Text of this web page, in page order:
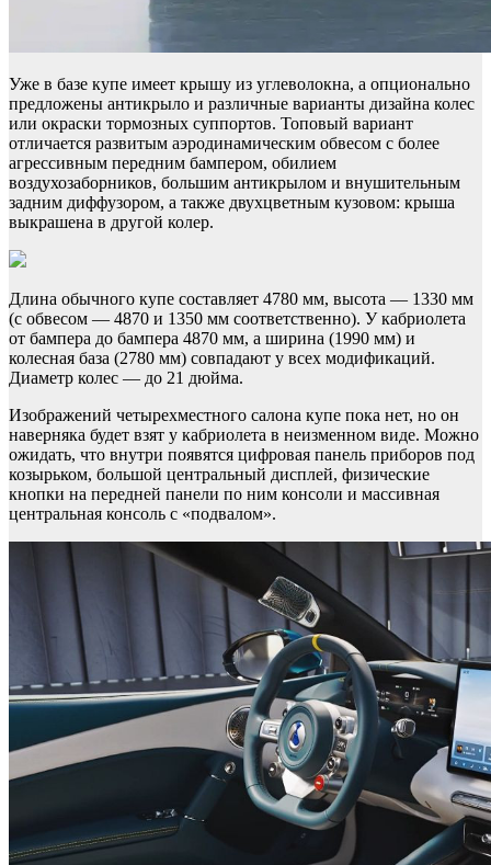
Уже в базе купе имеет крышу из углеволокна, а опционально
предложены антикрыло и различные варианты дизайна колес
или окраски тормозных суппортов. Топовый вариант
отличается развитым аэродинамическим обвесом с более
агрессивным передним бампером, обилием
воздухозаборников, большим антикрылом и внушительным
задним диффузором, а также двухцветным кузовом: крыша
выкрашена в другой колер.
Длина обычного купе составляет 4780 мм, высота — 1330 мм
(с обвесом — 4870 и 1350 мм соответственно). У кабриолета
от бампера до бампера 4870 мм, а ширина (1990 мм) и
колесная база (2780 мм) совпадают у всех модификаций.
Диаметр колес — до 21 дюйма.
Изображений четырехместного салона купе пока нет, но он
наверняка будет взят у кабриолета в неизменном виде. Можно
ожидать, что внутри появятся цифровая панель приборов под
козырьком, большой центральный дисплей, физические
кнопки на передней панели по ним консоли и массивная
центральная консоль с «подвалом».